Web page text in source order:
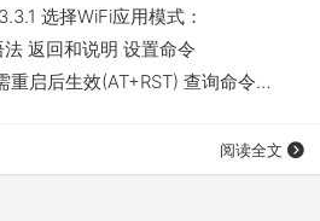
选择WiFi应用模式：
返回和说明 设置命令
启后生效(AT+RST) 查询命令
阅读全文